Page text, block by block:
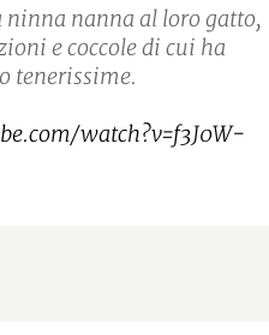
ninna nanna al loro gatto,
e coccole di cui ha
tenerissime.
watch?v=f3J0W-